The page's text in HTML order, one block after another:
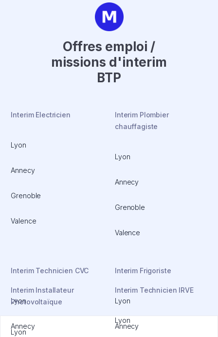
Offres emploi /
missions d'interim
BTP
Interim Electricien
Lyon
Annecy
Grenoble
Valence
Interim Plombier
chauffagiste
Lyon
Annecy
Grenoble
Valence
Interim Technicien CVC
Lyon
Annecy
Interim Frigoriste
Lyon
Annecy
Interim Installateur
Photovoltaïque
Lyon
Interim Technicien IRVE
Lyon